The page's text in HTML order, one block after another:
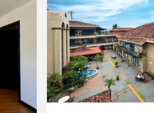
VER